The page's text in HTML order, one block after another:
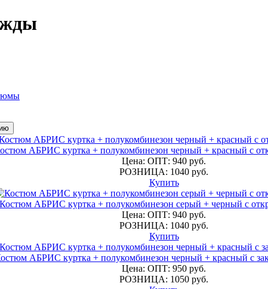
АБРИС куртка + полукомбинезон черный + красный с
Цена: ОПТ: 940 руб.
РОЗНИЦА: 1040 руб.
Купить
Костюм АБРИС куртка + полукомбинезон серый + черный с
Цена: ОПТ: 940 руб.
РОЗНИЦА: 1040 руб.
Купить
АБРИС куртка + полукомбинезон черный + красный с
Цена: ОПТ: 950 руб.
РОЗНИЦА: 1050 руб.